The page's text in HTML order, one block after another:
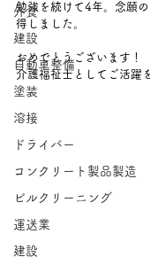
外食
建設
自動車整備
塗装
溶接
ドライバー
コンクリート製品製造
ビルクリーニング
運送業
建設
勉強を続けて4年。念願
得しました。
おめでとうございます！
介護福祉士としてご活躍